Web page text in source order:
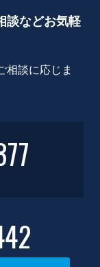
談などお気軽
相談に応じま